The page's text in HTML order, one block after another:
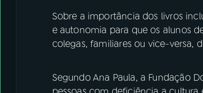
Sobre a importância dos livros
e autonomia para que os alunos
colegas, familiares ou vice-versa,
Segundo Ana Paula, a Fundação